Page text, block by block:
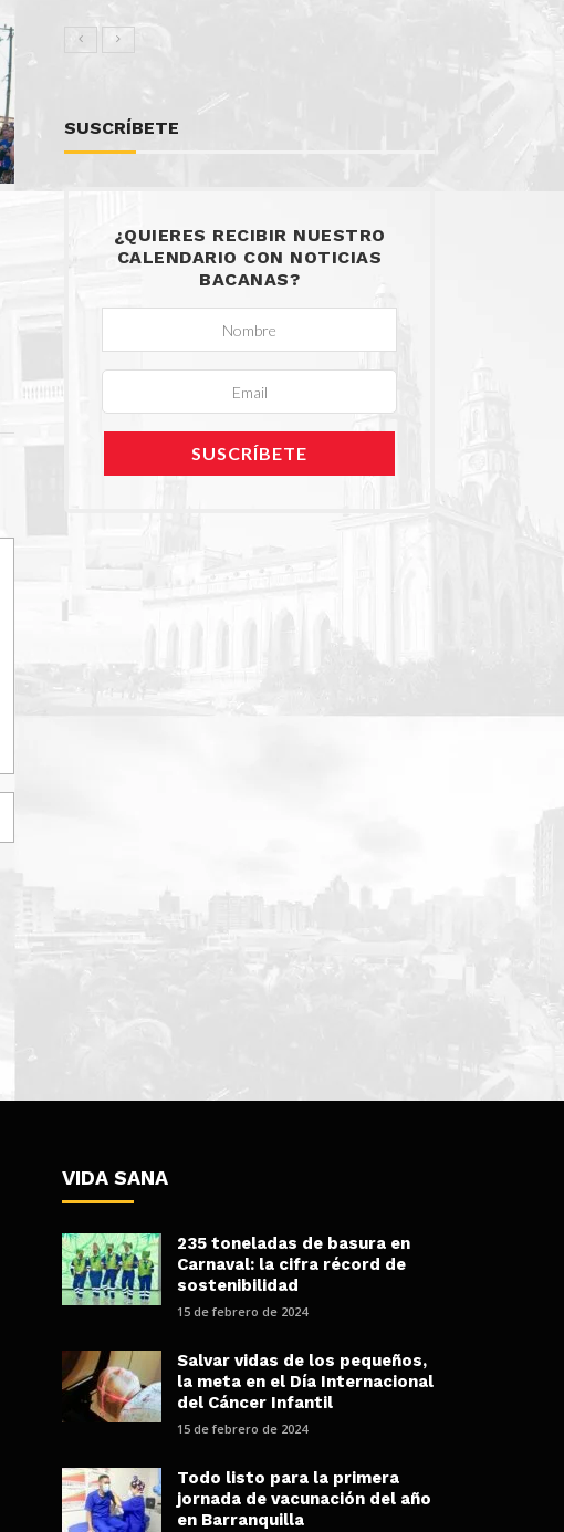
SUSCRÍBETE
¿QUIERES RECIBIR NUESTRO
CALENDARIO CON NOTICIAS
BACANAS?
VIDA SANA
235 toneladas de basura en
Carnaval: la cifra récord de
sostenibilidad
15 de febrero de 2024
Salvar vidas de los pequeños,
la meta en el Día Internacional
del Cáncer Infantil
15 de febrero de 2024
Todo listo para la primera
jornada de vacunación del año
en Barranquilla